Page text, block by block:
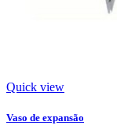
Quick view
Vaso de expansão